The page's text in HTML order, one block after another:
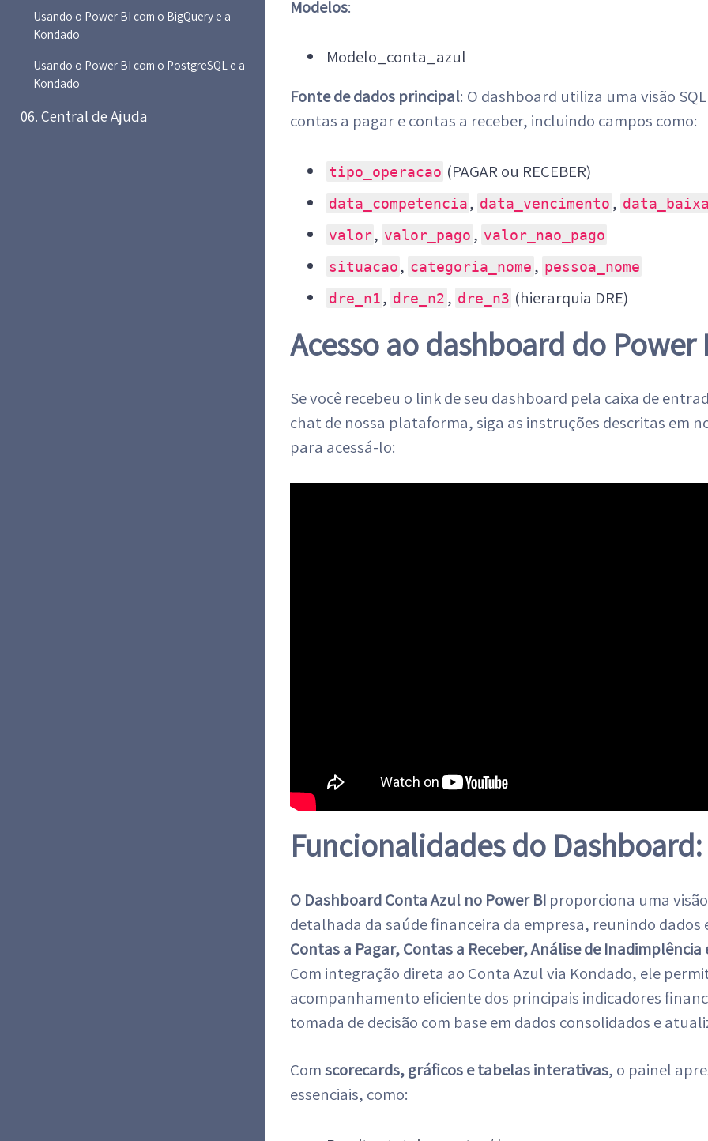
Usando o Power BI com o BigQuery e a
Kondado
Usando o Power BI com o PostgreSQL e a
Kondado
06. Central de Ajuda
Modelos:
Modelo_conta_azul
Fonte de dados principal: O dashboard utiliza uma visão
contas a pagar e contas a receber, incluindo campos como:
tipo_operacao (PAGAR ou RECEBER)
data_competencia, data_vencimento , data_baixa
valor, valor_pago , valor_nao_pago
situacao, categoria_nome , pessoa_nome
dre_n1, dre_n2 , dre_n3 (hierarquia DRE)
Acesso ao dashboard do Power
Se você recebeu o link de seu dashboard pela caixa de
chat de nossa plataforma, siga as instruções descritas em
para acessá-lo:
Funcionalidades do Dashboard:
O Dashboard Conta Azul no Power BI proporciona uma
detalhada da saúde financeira da empresa, reunindo dados
Contas a Pagar, Contas a Receber, Análise de Inadimplência
Com integração direta ao Conta Azul via Kondado, ele
acompanhamento eficiente dos principais indicadores
tomada de decisão com base em dados consolidados e
Comscorecards, gráficos e tabelas interativas, o painel
essenciais, como: